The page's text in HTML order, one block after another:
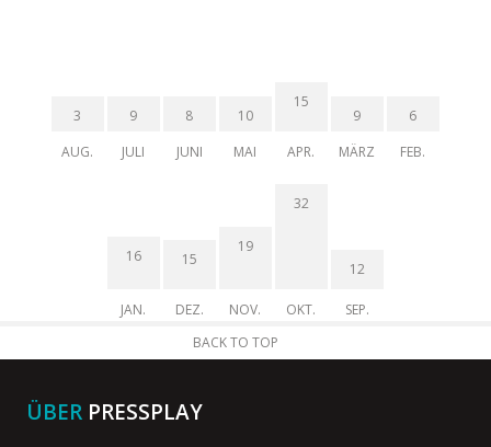
3
AUG.
9
JULI
8
JUNI
10
MAI
15
APR.
9
MÄRZ
6
FEB.
16
JAN.
15
DEZ.
19
NOV.
32
OKT.
12
SEP.
BACK TO TOP
ÜBER PRESSPLAY